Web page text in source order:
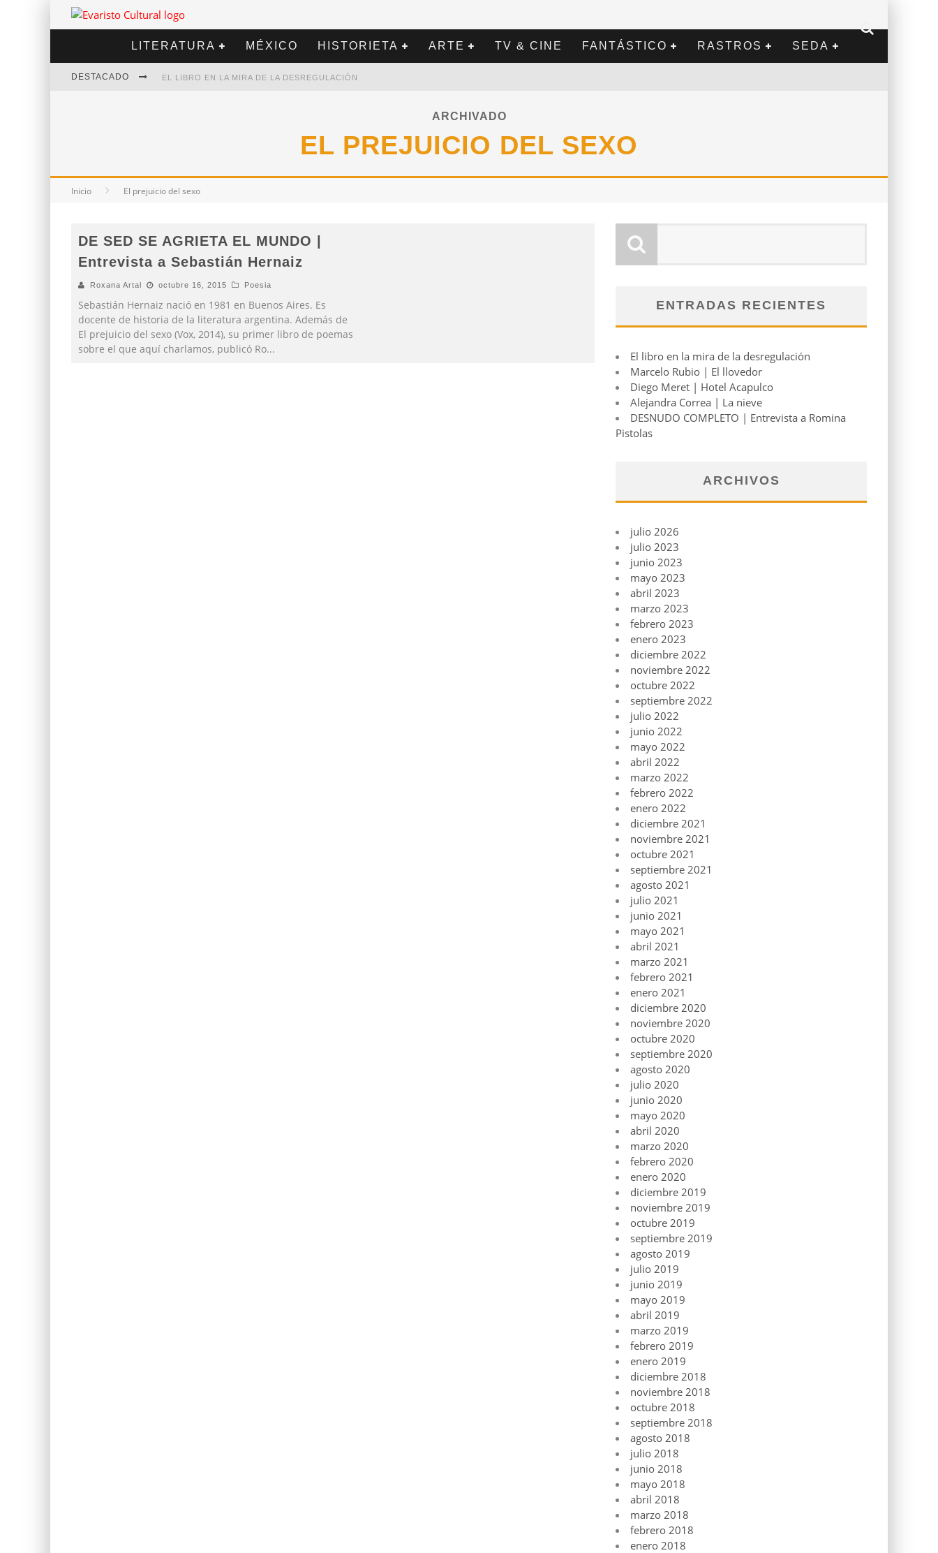
LITERATURA MÉXICO HISTORIETA ARTE TV & CINE FANTÁSTICO RASTROS SEDA
DESTACADO EL LIBRO EN LA MIRA DE LA DESREGULACIÓN
DIEGO MERET | HOTEL ACAPULCO
ARCHIVADO
EL PREJUICIO DEL SEXO
Inicio El prejuicio del sexo
DE SED SE AGRIETA EL MUNDO |
Entrevista a Sebastián Hernaiz
Roxana Artal octubre 16, 2015 Poesia
Sebastián Hernaiz nació en 1981 en Buenos Aires. Es
docente de historia de la literatura argentina. Además de
El prejuicio del sexo (Vox, 2014), su primer libro de poemas
sobre el que aquí charlamos, publicó Ro...
ENTRADAS RECIENTES
El libro en la mira de la desregulación
Marcelo Rubio | El llovedor
Diego Meret | Hotel Acapulco
Alejandra Correa | La nieve
DESNUDO COMPLETO | Entrevista a Romina
Pistolas
ARCHIVOS
julio 2026
julio 2023
junio 2023
mayo 2023
abril 2023
marzo 2023
febrero 2023
enero 2023
diciembre 2022
noviembre 2022
octubre 2022
septiembre 2022
julio 2022
junio 2022
mayo 2022
abril 2022
marzo 2022
febrero 2022
enero 2022
diciembre 2021
noviembre 2021
octubre 2021
septiembre 2021
agosto 2021
julio 2021
junio 2021
mayo 2021
abril 2021
marzo 2021
febrero 2021
enero 2021
diciembre 2020
noviembre 2020
octubre 2020
septiembre 2020
agosto 2020
julio 2020
junio 2020
mayo 2020
abril 2020
marzo 2020
febrero 2020
enero 2020
diciembre 2019
noviembre 2019
octubre 2019
septiembre 2019
agosto 2019
julio 2019
junio 2019
mayo 2019
abril 2019
marzo 2019
febrero 2019
enero 2019
diciembre 2018
noviembre 2018
octubre 2018
septiembre 2018
agosto 2018
julio 2018
junio 2018
mayo 2018
abril 2018
marzo 2018
febrero 2018
enero 2018